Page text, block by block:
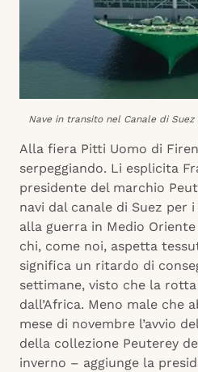
Nave in transito nel Canale di
Alla fiera Pitti Uomo di
serpeggiando. Li esplicita
presidente del marchio
navi dal canale di Suez per
alla guerra in Medio
chi, come noi, aspetta
significa un ritardo di
settimane, visto che la
dall’Africa. Meno male che
mese di novembre l’avvio
della collezione Peuterey
inverno – aggiunge la